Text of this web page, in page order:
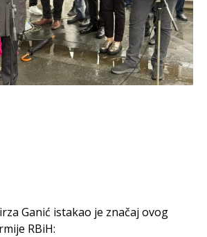
Ganić istakao je značaj ovog
RBiH: